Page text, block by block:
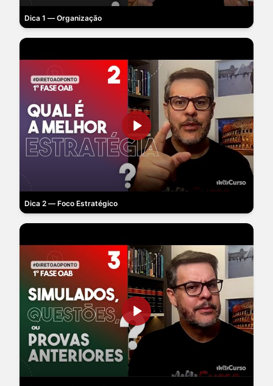
Dica 1 — Organização
Dica 2 — Foco Estratégico